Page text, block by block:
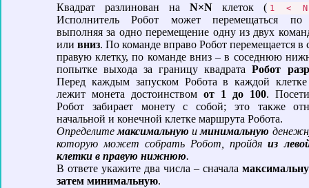
Квадрат разлинован на N×N клеток ( 1 <
Исполнитель Робот может перемещаться по
выполняя за одно перемещение одну из двух
или вниз. По команде вправо Робот перемещается
правую клетку, по команде вниз – в соседнюю
попытке выхода за границу квадрата Робот
Перед каждым запуском Робота в каждой клетке
лежит монета достоинством от 1 до 100.
Робот забирает монету с собой; это также
начальной и конечной клетке маршрута Робота.
Определитемаксимальную иминимальную
которую может собрать Робот, пройдя из
клетки в правую нижнюю.
В ответе укажите два числа – сначала
затем минимальную.